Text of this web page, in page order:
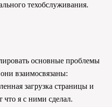
техобслуживания.
основные проблемы
взаимосвязаны:
загрузка страницы и
я с ними сделал.